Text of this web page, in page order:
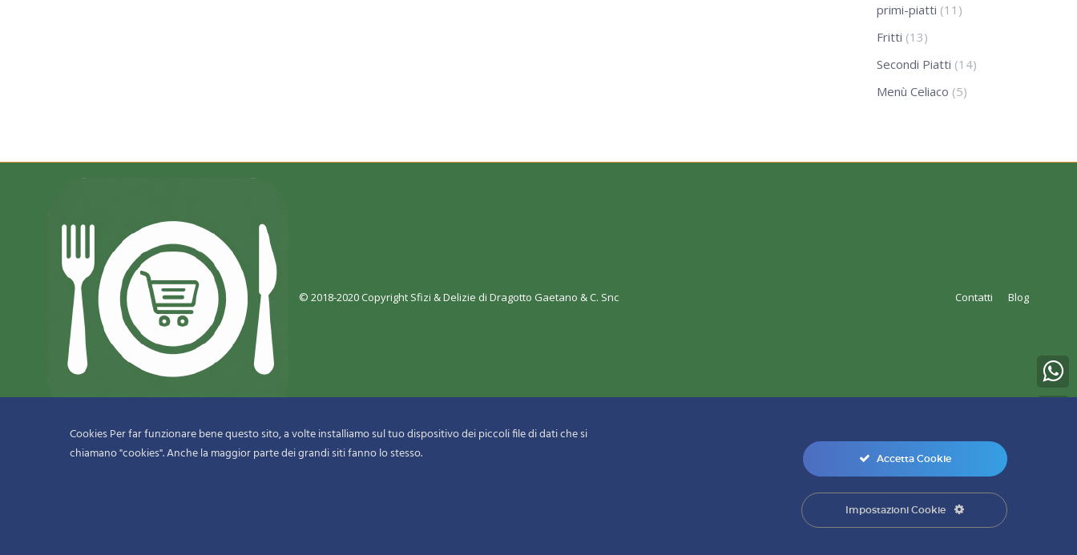
primi-piatti (11)
Fritti (13)
Secondi Piatti (14)
Menù Celiaco (5)
© 2018-2020 Copyright Sfizi & Delizie di Dragotto Gaetano & C. Snc Contatti Blog
Cookies Per far funzionare bene questo sito, a volte installiamo sul tuo dispositivo dei piccoli file di dati che si
chiamano "cookies". Anche la maggior parte dei grandi siti fanno lo stesso.
Accetta Cookie
Impostazioni Cookie